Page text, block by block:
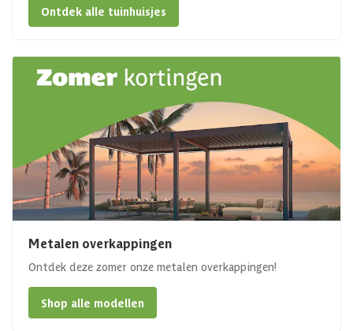
Ontdek alle tuinhuisjes
Metalen overkappingen
Ontdek deze zomer onze metalen overkappingen!
Shop alle modellen